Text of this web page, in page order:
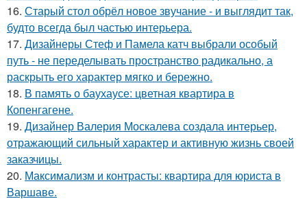
16. Старый стол обрёл новое звучание - и выглядит так,
будто всегда был частью интерьера.
17. Дизайнеры Стеф и Памела катч выбрали особый
путь - не переделывать пространство радикально, а
раскрыть его характер мягко и бережно.
18. В память о баухаусе: цветная квартира в
Копенгагене.
19. Дизайнер Валерия Москалева создала интерьер,
отражающий сильный характер и активную жизнь своей
заказчицы.
20. Максимализм и контрасты: квартира для юриста в
Варшаве.